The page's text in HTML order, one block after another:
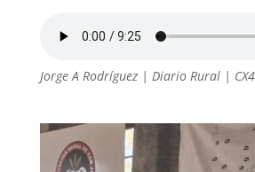
Jorge A Rodríguez | Diario Rural |